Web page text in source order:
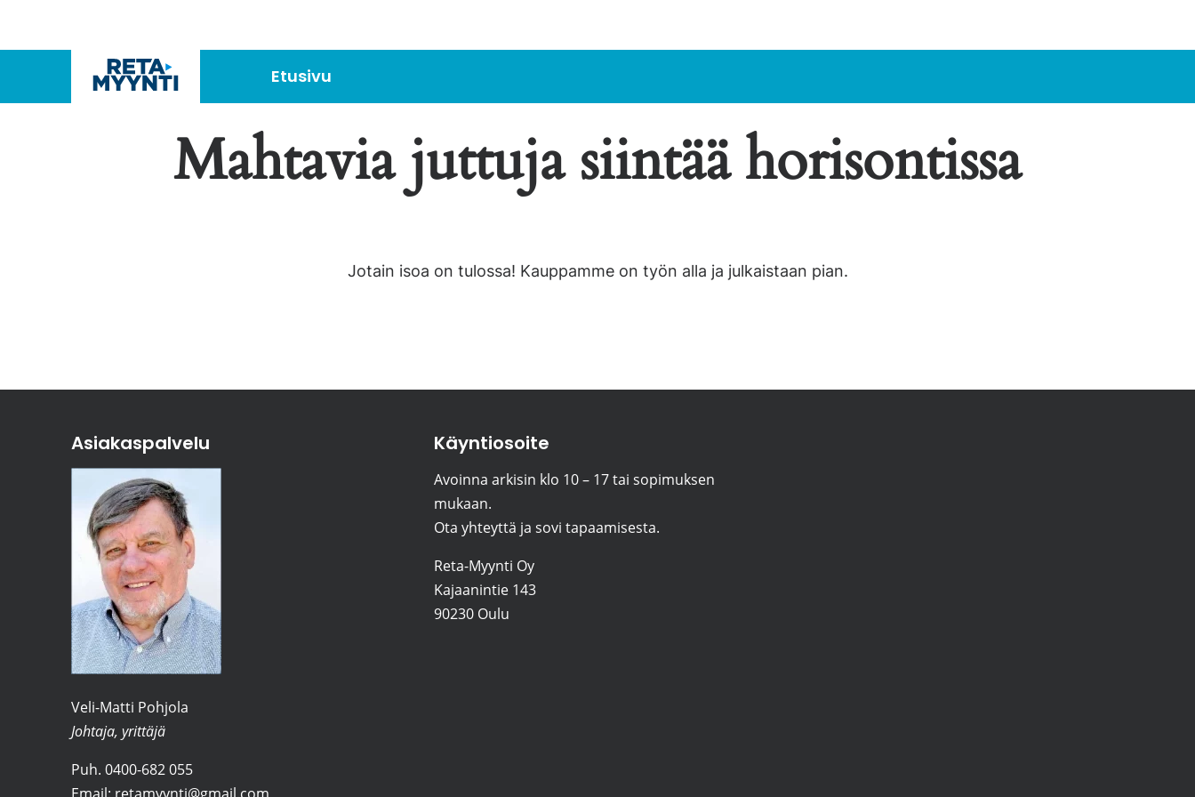
Etusivu
Mahtavia juttuja siintää horisontissa
Jotain isoa on tulossa! Kauppamme on työn alla ja julkaistaan pian.
Asiakaspalvelu
Veli-Matti Pohjola
Johtaja, yrittäjä
Puh. 0400-682 055
Käyntiosoite
Avoinna arkisin klo 10 – 17 tai sopimuksen
mukaan.
Ota yhteyttä ja sovi tapaamisesta.
Reta-Myynti Oy
Kajaanintie 143
90230 Oulu